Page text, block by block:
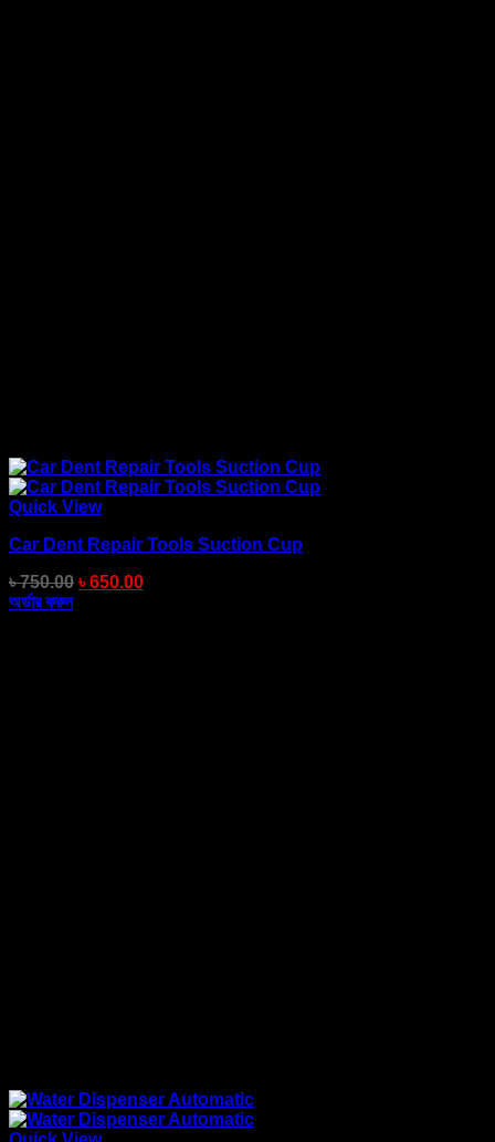
Quick View
Car Dent Repair Tools Suction Cup
৳750.00 ৳650.00
অর্ডার করুন